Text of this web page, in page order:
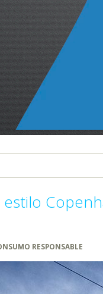
estilo
RESPONSABLE